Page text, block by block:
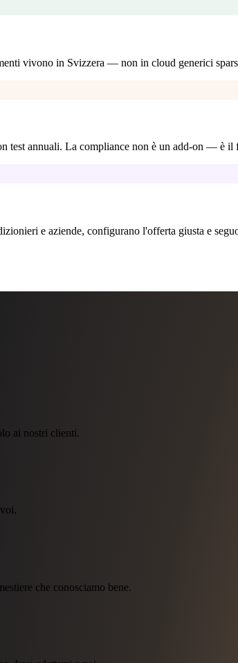
vivono in Svizzera — non in cloud generici
test annuali. La compliance non è un add-on — è il
e aziende, configurano l'offerta giusta e
ai nostri clienti.
che conosciamo bene.